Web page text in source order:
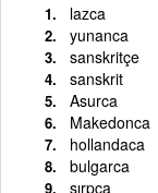
lazca
yunanca
sanskritçe
sanskrit
Asurca
Makedonca
hollandaca
bulgarca
sırpça